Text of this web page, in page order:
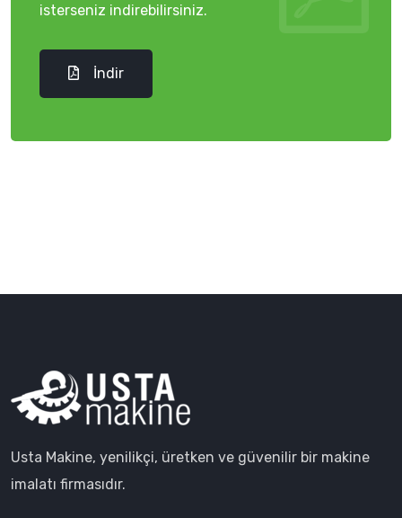
isterseniz indirebilirsiniz.
İndir
Usta Makine, yenilikçi, üretken ve güvenilir bir makine
imalatı firmasıdır.